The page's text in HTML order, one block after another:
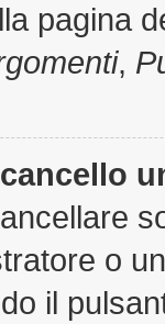
pagina
,
o
il